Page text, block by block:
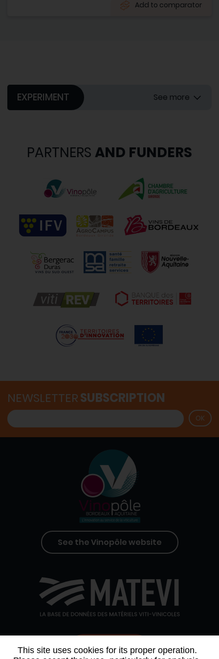
This site uses cookies for its proper operation.
Add to comparator
EXPERIMENT See more
PARTNERS AND FUNDERS
NEWSLETTERSUBSCRIPTION
See the Vinopôle website
Contact us